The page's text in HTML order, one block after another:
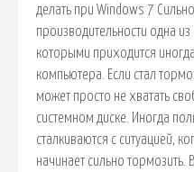
делать при Windows 7
производительности одна
которыми приходится
компьютера. Если стал
может просто не хватать
системном диске. Иногда
сталкиваются с ситуацией,
начинает сильно тормозить.